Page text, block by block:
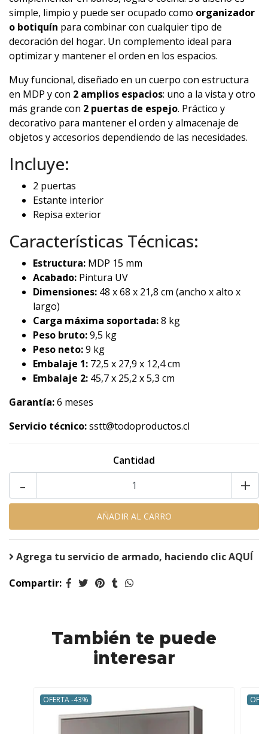
simple, limpio y puede ser ocupado como organizador
o botiquín para combinar con cualquier tipo de
decoración del hogar. Un complemento ideal para
optimizar y mantener el orden en los espacios.
Muy funcional, diseñado en un cuerpo con estructura
en MDP y con 2 amplios espacios: uno a la vista y otro
más grande con 2 puertas de espejo. Práctico y
decorativo para mantener el orden y almacenaje de
objetos y accesorios dependiendo de las necesidades.
Incluye:
2 puertas
Estante interior
Repisa exterior
Características Técnicas:
Estructura: MDP 15 mm
Acabado: Pintura UV
Dimensiones: 48 x 68 x 21,8 cm (ancho x alto x
largo)
Carga máxima soportada:8 kg
Peso bruto:9,5 kg
Peso neto:9 kg
Embalaje 1: 72,5 x 27,9 x 12,4 cm
Embalaje 2: 45,7 x 25,2 x 5,3 cm
Garantía:6 meses
Servicio técnico:sstt@todoproductos.cl
Cantidad
+
-
Agrega tu servicio de armado, haciendo clic AQUÍ
Compartir:
También te puede
interesar
OFERTA -43%